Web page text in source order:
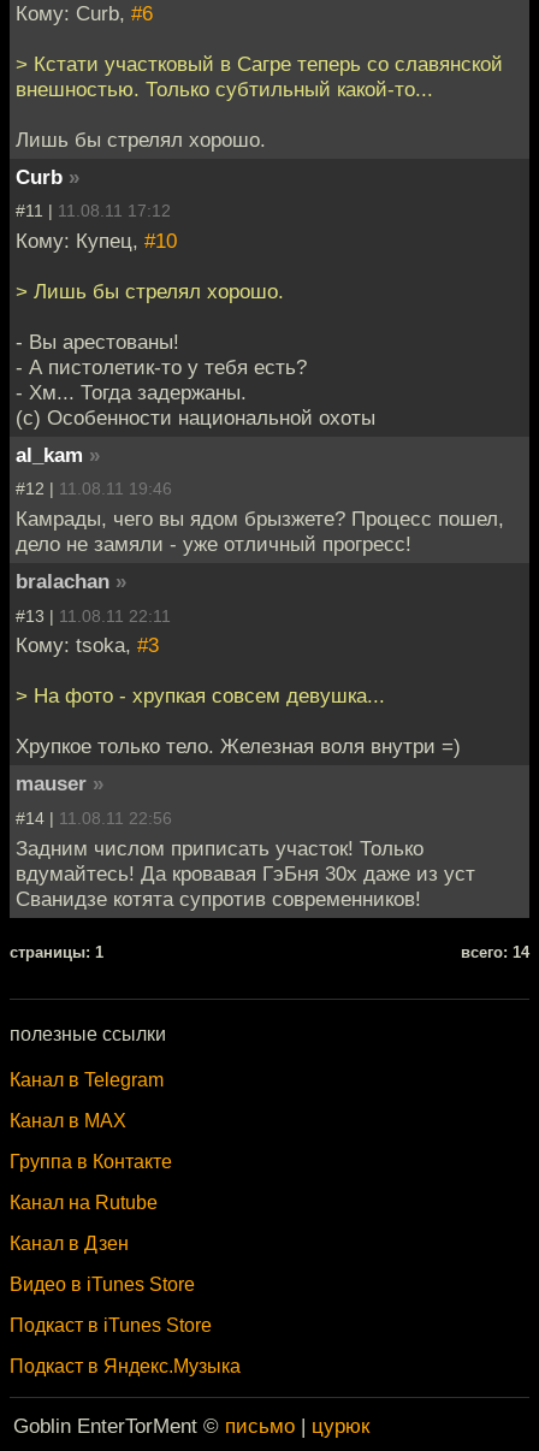
Кому: Curb, #6
> Кстати участковый в Сагре теперь со славянской
внешностью. Только субтильный какой-то...
Лишь бы стрелял хорошо.
Curb »
#11 | 11.08.11 17:12
Кому: Купец, #10
> Лишь бы стрелял хорошо.
- Вы арестованы!
- А пистолетик-то у тебя есть?
- Хм... Тогда задержаны.
(с) Особенности национальной охоты
al_kam »
#12 | 11.08.11 19:46
Камрады, чего вы ядом брызжете? Процесс пошел,
дело не замяли - уже отличный прогресс!
bralachan »
#13 | 11.08.11 22:11
Кому: tsoka, #3
> На фото - хрупкая совсем девушка...
Хрупкое только тело. Железная воля внутри =)
mauser »
#14 | 11.08.11 22:56
Задним числом приписать участок! Только
вдумайтесь! Да кровавая ГэБня 30х даже из уст
Сванидзе котята супротив современников!
cтраницы: 1 всего: 14
полезные ссылки
Канал в Telegram
Канал в MAX
Группа в Контакте
Канал на Rutube
Канал в Дзен
Видео в iTunes Store
Подкаст в iTunes Store
Подкаст в Яндекс.Музыка
Goblin EnterTorMent © письмо | цурюк